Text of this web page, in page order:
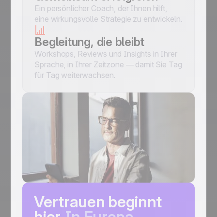
Ein persönlicher Coach, der Ihnen hilft,
eine wirkungsvolle Strategie zu entwickeln.
Begleitung, die bleibt
Workshops, Reviews und Insights in Ihrer
Sprache, in Ihrer Zeitzone — damit Sie Tag
für Tag weiterwachsen.
Vertrauen beginnt